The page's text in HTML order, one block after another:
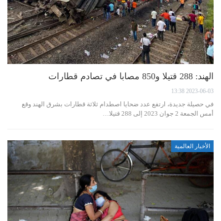
الهند: 288 قتيلا و850 مصابا في تصادم قطارات
2023-06-03 13:38
في حصيلة جديدة، ارتفع عدد ضحايا اصطدام ثلاثة قطارات بشرق الهند وقع
أمس الجمعة 2 جوان 2023 إلى 288 قتيلا…
الأخبار العالمية